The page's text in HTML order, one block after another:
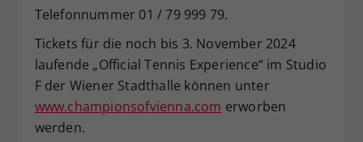
Telefonnummer 01 / 79 999 79.
Tickets für die noch bis 3. November 2024
laufende „Official Tennis Experience“ im Studio
F der Wiener Stadthalle können unter
www.championsofvienna.com erworben
werden.